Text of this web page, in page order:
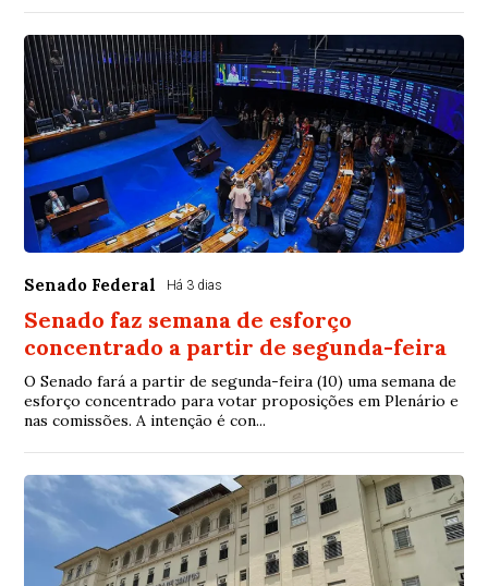
Senado Federal Há 3 dias
Senado faz semana de esforço
concentrado a partir de segunda-feira
O Senado fará a partir de segunda-feira (10) uma semana de
esforço concentrado para votar proposições em Plenário e
nas comissões. A intenção é con...